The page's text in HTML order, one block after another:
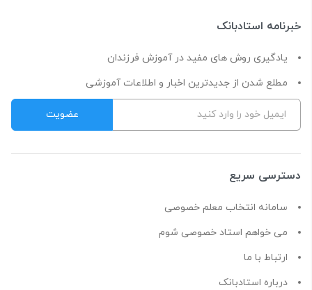
خبرنامه استادبانک
یادگیری روش های مفید در آموزش فرزندان
مطلع شدن از جدیدترین اخبار و اطلاعات آموزشی
دسترسی سریع
سامانه انتخاب معلم خصوصی
می خواهم استاد خصوصی شوم
ارتباط با ما
درباره استادبانک